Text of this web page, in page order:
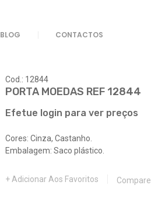
BLOG CONTACTOS
Cod.: 12844
PORTA MOEDAS REF 12844
Efetue login para ver preços
Cores: Cinza, Castanho.
Embalagem: Saco plástico.
Adicionar Aos Favoritos Compare